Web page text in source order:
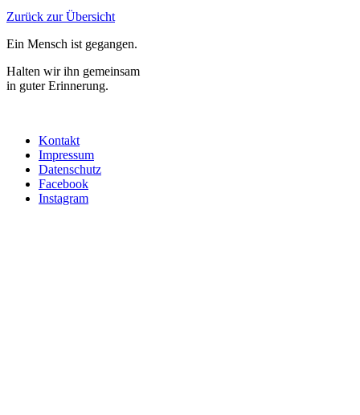
Zurück zur Übersicht
Ein Mensch ist gegangen.
Halten wir ihn gemeinsam
in guter Erinnerung.
Kontakt
Impressum
Datenschutz
Facebook
Instagram